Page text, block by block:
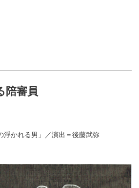
陪審員
浮かれる男」／演出＝後藤武弥